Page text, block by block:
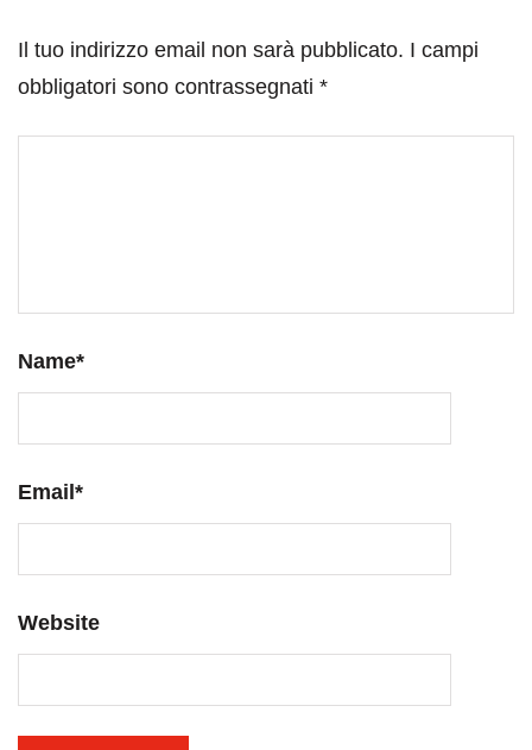
Il tuo indirizzo email non sarà pubblicato. I campi
obbligatori sono contrassegnati *
Name*
Email *
Website